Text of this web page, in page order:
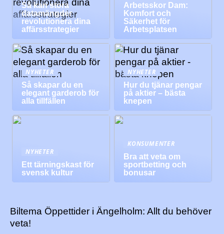
Så kan stora
datamängder
revolutionera dina
affärsstrategier
Arbetsskor Dam:
Komfort och
Säkerhet för
Arbetsplatsen
NYHETER
Så skapar du en
elegant garderob för
alla tillfällen
NYHETER
Hur du tjänar pengar
på aktier – bästa
knepen
NYHETER
Ett tärningskast för
svensk kultur
KONSUMENTER
Bra att veta om
sportbetting och
bonusar
Biltema Öppettider i Ängelholm: Allt du behöver
veta!